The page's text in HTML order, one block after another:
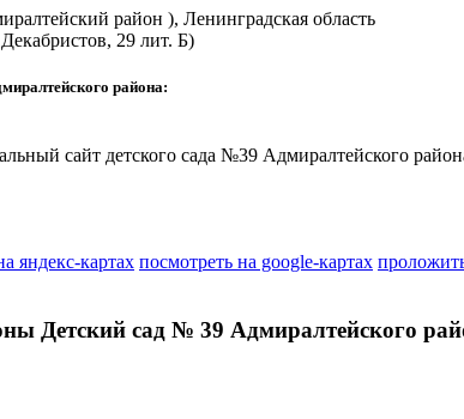
район ), Ленинградская область
29 лит. Б)
района:
сайт детского сада №39 Адмиралтейского
яндекс-картах посмотреть на google-картах
Детский сад № 39 Адмиралтейского